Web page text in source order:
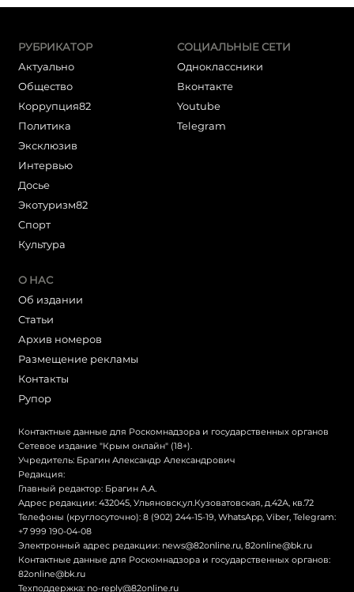
РУБРИКАТОР
Актуально
Общество
Коррупция82
Политика
Эксклюзив
Интервью
Досье
Экотуризм82
Cпорт
Культура
СОЦИАЛЬНЫЕ СЕТИ
Одноклассники
Вконтакте
Youtube
Telegram
О НАС
Об издании
Статьи
Архив номеров
Размещение рекламы
Контакты
Рупор
Контактные данные для Роскомнадзора и государственных органов
Сетевое издание "Крым онлайн" (18+).
Учредитель: Брагин Александр Александрович
Редакция:
Главный редактор: Брагин А.А.
Адрес редакции: 432045, Ульяновск,ул.Кузоватовская, д.42А, кв.72
Телефоны (круглосуточно): 8 (902) 244-15-19, WhatsApp, Viber, Telegram:
+7 999 190-04-08
Электронный адрес редакции: news@82online.ru 82online@bk.ru
Контактные данные для Роскомнадзора и государственных органов:
82online@bk.ru
Техподдержка: no-reply@82online.ru